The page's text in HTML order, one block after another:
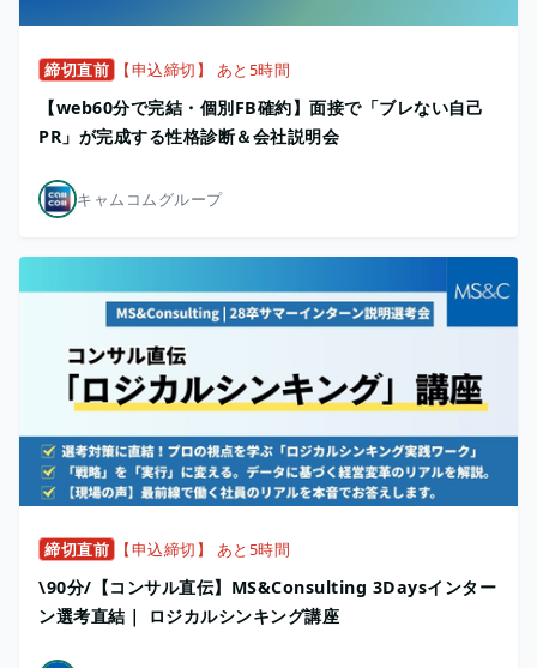
締切直前 【申込締切】 あと5時間
【web60分で完結・個別FB確約】面接で「ブレない自己
PR」が完成する性格診断＆会社説明会
キャムコムグループ
締切直前 【申込締切】 あと5時間
\90分/【コンサル直伝】MS&Consulting 3Daysインター
ン選考直結｜ ロジカルシンキング講座